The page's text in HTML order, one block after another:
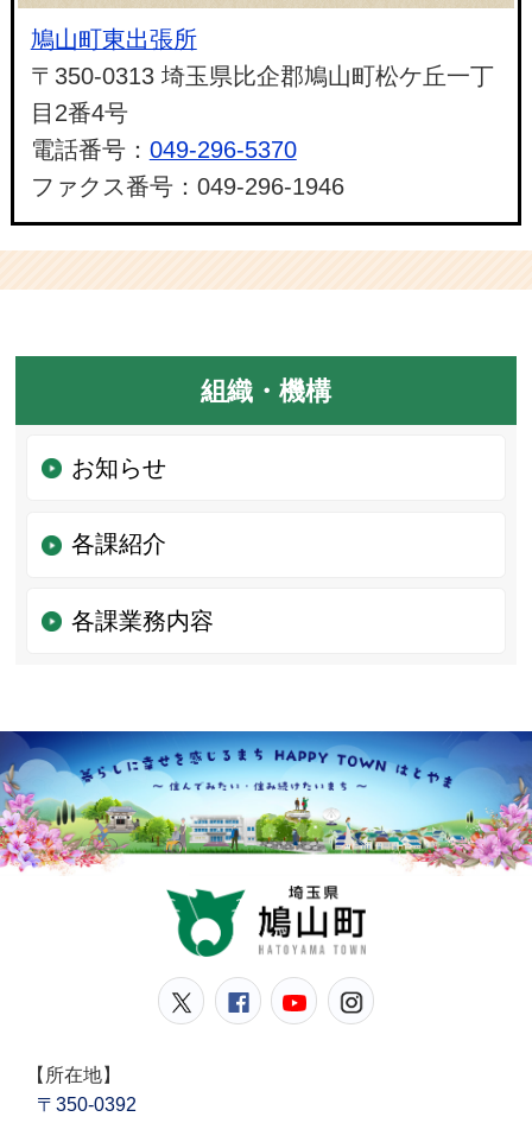
鳩山町東出張所
〒350-0313 埼玉県比企郡鳩山町松ケ丘一丁
目2番4号
電話番号： 049-296-5370
ファクス番号：049-296-1946
組織・機構
お知らせ
各課紹介
各課業務内容
鳩山町公式Twitter
鳩山町公式Facebook
鳩山町公式
【所在地】
〒350-0392